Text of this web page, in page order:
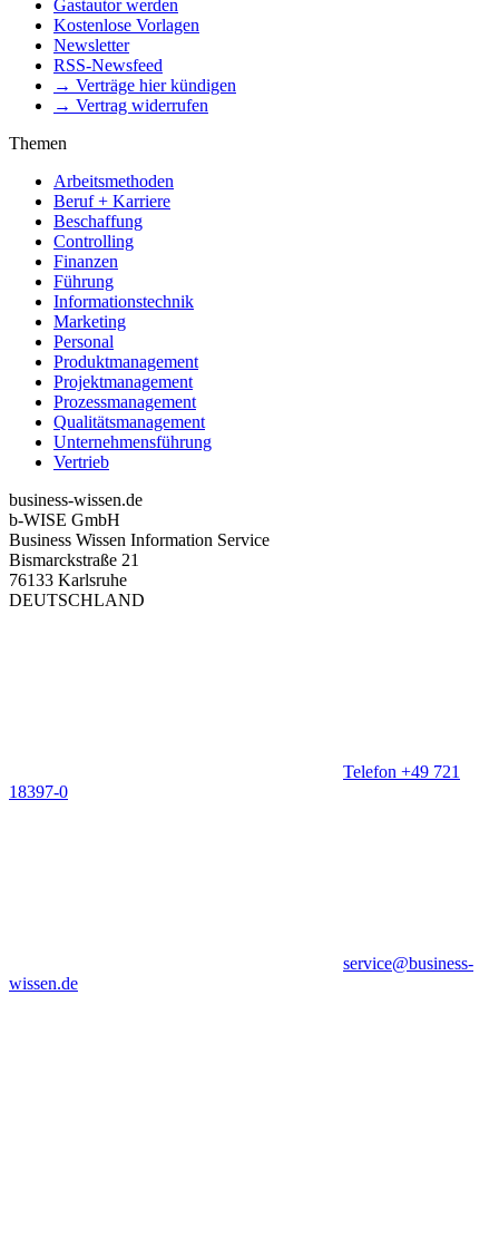
Gastautor werden
Kostenlose Vorlagen
Newsletter
RSS-Newsfeed
→ Verträge hier kündigen
→ Vertrag widerrufen
Themen
Arbeitsmethoden
Beruf + Karriere
Beschaffung
Controlling
Finanzen
Führung
Informationstechnik
Marketing
Personal
Produktmanagement
Projektmanagement
Prozessmanagement
Qualitätsmanagement
Unternehmensführung
Vertrieb
business-wissen.de
b-WISE GmbH
Business Wissen Information Service
Bismarckstraße 21
76133 Karlsruhe
DEUTSCHLAND
Telefon +49 721
18397-0
service@business-
wissen.de